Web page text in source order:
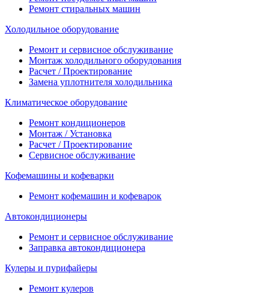
Ремонт стиральных машин
Холодильное оборудование
Ремонт и сервисное обслуживание
Монтаж холодильного оборудования
Расчет / Проектирование
Замена уплотнителя холодильника
Климатическое оборудование
Ремонт кондиционеров
Монтаж / Установка
Расчет / Проектирование
Сервисное обслуживание
Кофемашины и кофеварки
Ремонт кофемашин и кофеварок
Автокондиционеры
Ремонт и сервисное обслуживание
Заправка автокондиционера
Кулеры и пурифайеры
Ремонт кулеров